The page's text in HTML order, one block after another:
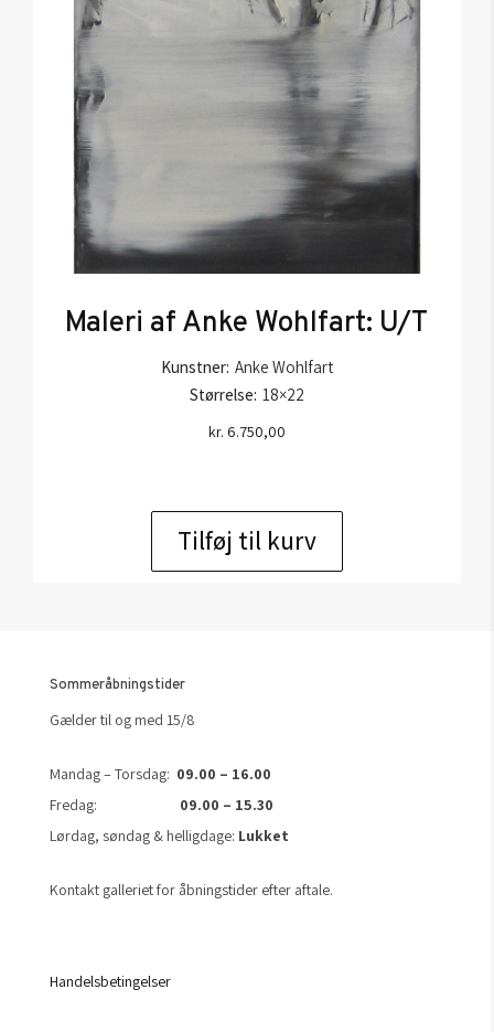
Maleri af Anke Wohlfart: U/T
Kunstner: Anke Wohlfart
Størrelse: 18×22
kr. 6.750,00
Tilføj til kurv
Sommeråbningstider
Gælder til og med 15/8
Mandag – Torsdag: 09.00 – 16.00
Fredag: 09.00 – 15.30
Lørdag, søndag & helligdage: Lukket
Kontakt galleriet for åbningstider efter aftale.
Handelsbetingelser